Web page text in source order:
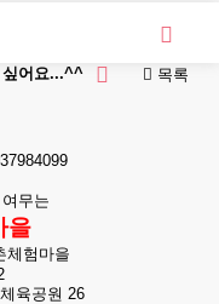
목록
싶어요...^^
무는
을
체험마을
육공원 26